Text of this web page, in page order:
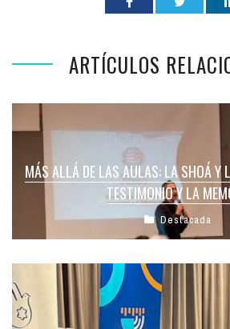
ARTÍCULOS
MÁS ALLÁ DE LAS AULAS: LA SHOÁ Y
TESTIMONIO Y LA
Destacada